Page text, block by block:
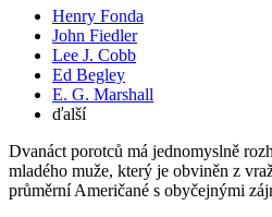
Henry Fonda
John Fiedler
Lee J. Cobb
Ed Begley
E. G. Marshall
ďalší
Dvanáct porotců má jednomyslně
mladého muže, který je obviněn z
průměrní Američané s obyčejnými